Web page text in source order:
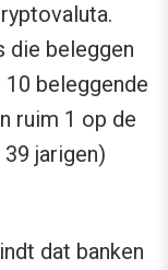
die beleggen
beleggende
ruim 1 op de
jarigen)
dat banken